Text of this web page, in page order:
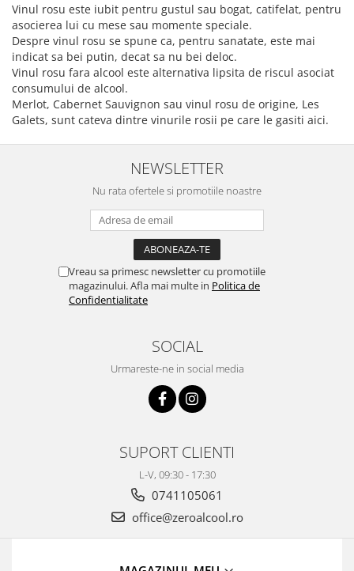
Vinul rosu este iubit pentru gustul sau bogat, catifelat, pentru
asocierea lui cu mese sau momente speciale.
Despre vinul rosu se spune ca, pentru sanatate, este mai
indicat sa bei putin, decat sa nu bei deloc.
Vinul rosu fara alcool este alternativa lipsita de riscul asociat
consumului de alcool.
Merlot, Cabernet Sauvignon sau vinul rosu de origine, Les
Galets, sunt cateva dintre vinurile rosii pe care le gasiti aici.
NEWSLETTER
Nu rata ofertele si promotiile noastre
Vreau sa primesc newsletter cu promotiile
magazinului. Afla mai multe in Politica de
Confidentialitate
SOCIAL
Urmareste-ne in social media
SUPORT CLIENTI
L-V, 09:30 - 17:30
0741105061
office@zeroalcool.ro